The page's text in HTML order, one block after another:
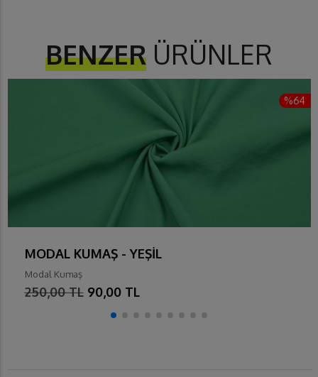
BENZER ÜRÜNLER
%64
MODAL KUMAŞ - YEŞİL
Modal Kumaş
250,00 TL 90,00 TL